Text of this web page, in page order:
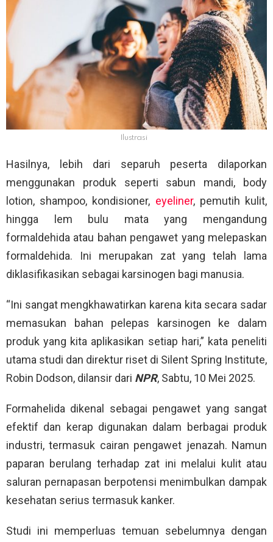
Ilustrasi
Hasilnya, lebih dari separuh peserta dilaporkan
menggunakan produk seperti sabun mandi, body
lotion, shampoo, kondisioner, eyeliner, pemutih kulit,
hingga lem bulu mata yang mengandung
formaldehida atau bahan pengawet yang melepaskan
formaldehida. Ini merupakan zat yang telah lama
diklasifikasikan sebagai karsinogen bagi manusia.
“Ini sangat mengkhawatirkan karena kita secara sadar
memasukan bahan pelepas karsinogen ke dalam
produk yang kita aplikasikan setiap hari,” kata peneliti
utama studi dan direktur riset di Silent Spring Institute,
Robin Dodson, dilansir dari NPR, Sabtu, 10 Mei 2025.
Formahelida dikenal sebagai pengawet yang sangat
efektif dan kerap digunakan dalam berbagai produk
industri, termasuk cairan pengawet jenazah. Namun
paparan berulang terhadap zat ini melalui kulit atau
saluran pernapasan berpotensi menimbulkan dampak
kesehatan serius termasuk kanker.
Studi ini memperluas temuan sebelumnya dengan